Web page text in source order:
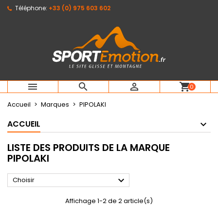
Téléphone: +33 (0) 975 603 602
   shopping_cart0
Accueil Marques PIPOLAKI
ACCUEIL
LISTE DES PRODUITS DE LA MARQUE
PIPOLAKI
Choisir 
Affichage 1-2 de 2 article(s)
Créer une nouvelle liste
((confirmMessage))
Nom de la liste d'envies
Annuler Créer une liste d'envies
Vous devez être connecté pour ajouter des produits
à votre liste d'envies.
Annuler Connexion